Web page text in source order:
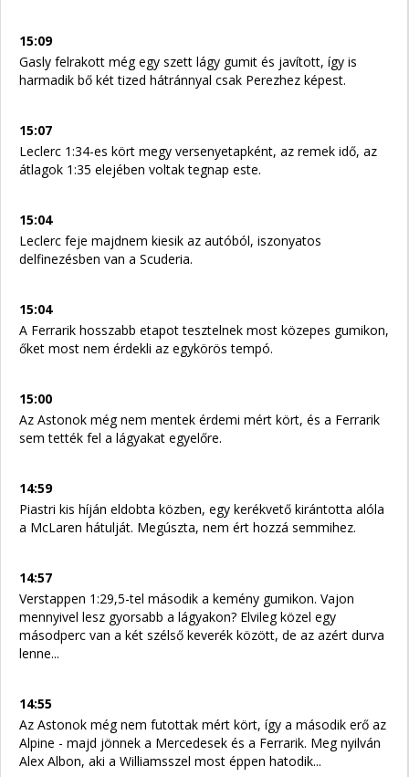
15:09
Gasly felrakott még egy szett lágy gumit és javított, így is
harmadik bő két tized hátránnyal csak Perezhez képest.
15:07
Leclerc 1:34-es kört megy versenyetapként, az remek idő, az
átlagok 1:35 elejében voltak tegnap este.
15:04
Leclerc feje majdnem kiesik az autóból, iszonyatos
delfinezésben van a Scuderia.
15:04
A Ferrarik hosszabb etapot tesztelnek most közepes gumikon,
őket most nem érdekli az egykörös tempó.
15:00
Az Astonok még nem mentek érdemi mért kört, és a Ferrarik
sem tették fel a lágyakat egyelőre.
14:59
Piastri kis híján eldobta közben, egy kerékvető kirántotta alóla
a McLaren hátulját. Megúszta, nem ért hozzá semmihez.
14:57
Verstappen 1:29,5-tel második a kemény gumikon. Vajon
mennyivel lesz gyorsabb a lágyakon? Elvileg közel egy
másodperc van a két szélső keverék között, de az azért durva
lenne...
14:55
Az Astonok még nem futottak mért kört, így a második erő az
Alpine - majd jönnek a Mercedesek és a Ferrarik. Meg nyilván
Alex Albon, aki a Williamsszel most éppen hatodik...